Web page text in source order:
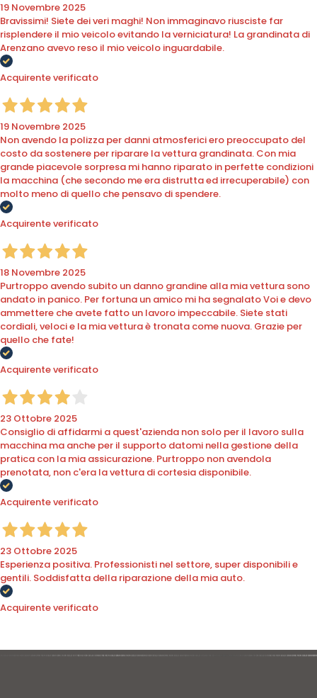
19 Novembre 2025
Bravissimi! Siete dei veri maghi! Non immaginavo riusciste far
risplendere il mio veicolo evitando la verniciatura! La grandinata di
Arenzano avevo reso il mio veicolo inguardabile.
Acquirente verificato
19 Novembre 2025
Non avendo la polizza per danni atmosferici ero preoccupato del
costo da sostenere per riparare la vettura grandinata. Con mia
grande piacevole sorpresa mi hanno riparato in perfette condizioni
la macchina (che secondo me era distrutta ed irrecuperabile) con
molto meno di quello che pensavo di spendere.
Acquirente verificato
18 Novembre 2025
Purtroppo avendo subito un danno grandine alla mia vettura sono
andato in panico. Per fortuna un amico mi ha segnalato Voi e devo
ammettere che avete fatto un lavoro impeccabile. Siete stati
cordiali, veloci e la mia vettura è tronata come nuova. Grazie per
quello che fate!
Acquirente verificato
23 Ottobre 2025
Consiglio di affidarmi a quest'azienda non solo per il lavoro sulla
macchina ma anche per il supporto datomi nella gestione della
pratica con la mia assicurazione. Purtroppo non avendola
prenotata, non c'era la vettura di cortesia disponibile.
Acquirente verificato
23 Ottobre 2025
Esperienza positiva. Professionisti nel settore, super disponibili e
gentili. Soddisfatta della riparazione della mia auto.
Acquirente verificato